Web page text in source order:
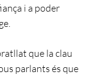
i a poder
que la clau
parlants és que